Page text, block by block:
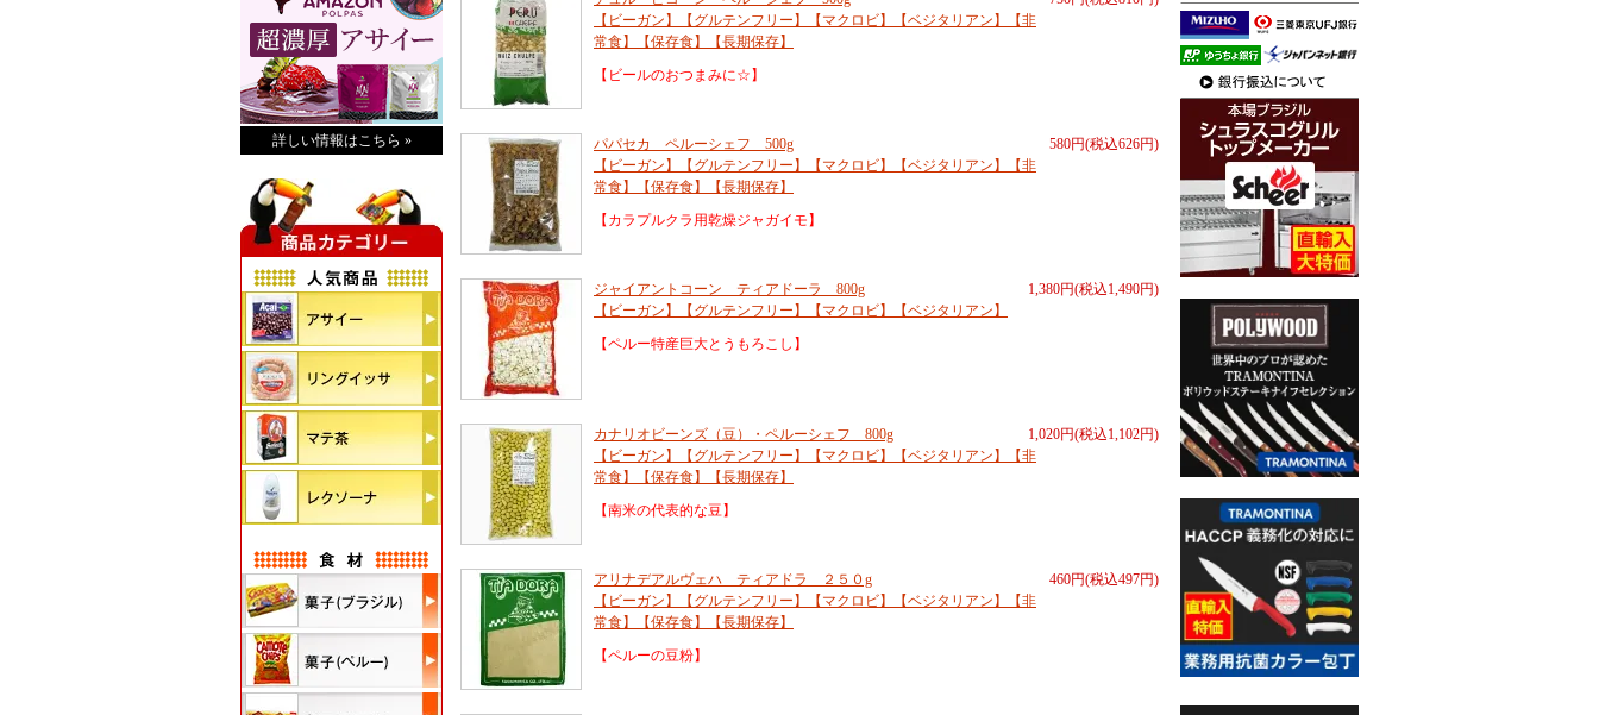
詳しい情報はこちら »
【ビーガン】【グルテンフリー】【マクロビ】【ベジタリアン】【非
常食】【保存食】【長期保存】
【ビールのおつまみに☆】
580円(税込626円)
パパセカ ペルーシェフ 500g
【ビーガン】【グルテンフリー】【マクロビ】【ベジタリアン】【非
常食】【保存食】【長期保存】
【カラプルクラ用乾燥ジャガイモ】
1,380円(税込1,490円)
ジャイアントコーン ティアドーラ 800g
【ビーガン】【グルテンフリー】【マクロビ】【ベジタリアン】
【ペルー特産巨大とうもろこし】
1,020円(税込1,102円)
カナリオビーンズ（豆）・ペルーシェフ 800g
【ビーガン】【グルテンフリー】【マクロビ】【ベジタリアン】【非
常食】【保存食】【長期保存】
【南米の代表的な豆】
460円(税込497円)
アリナデアルヴェハ ティアドラ ２５０g
【ビーガン】【グルテンフリー】【マクロビ】【ベジタリアン】【非
常食】【保存食】【長期保存】
【ペルーの豆粉】